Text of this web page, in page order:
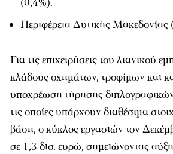
Περιφέρεια Δυτικής Μακεδονίας
Για τις επιχειρήσεις του λιανικού
κλάδους οχημάτων, τροφίμων και
υποχρέωση τήρησης
τις οποίες υπάρχουν διαθέσιμα
βάση, ο κύκλος εργασιών τον
σε 1,3 δισ. ευρώ, σημειώνοντας